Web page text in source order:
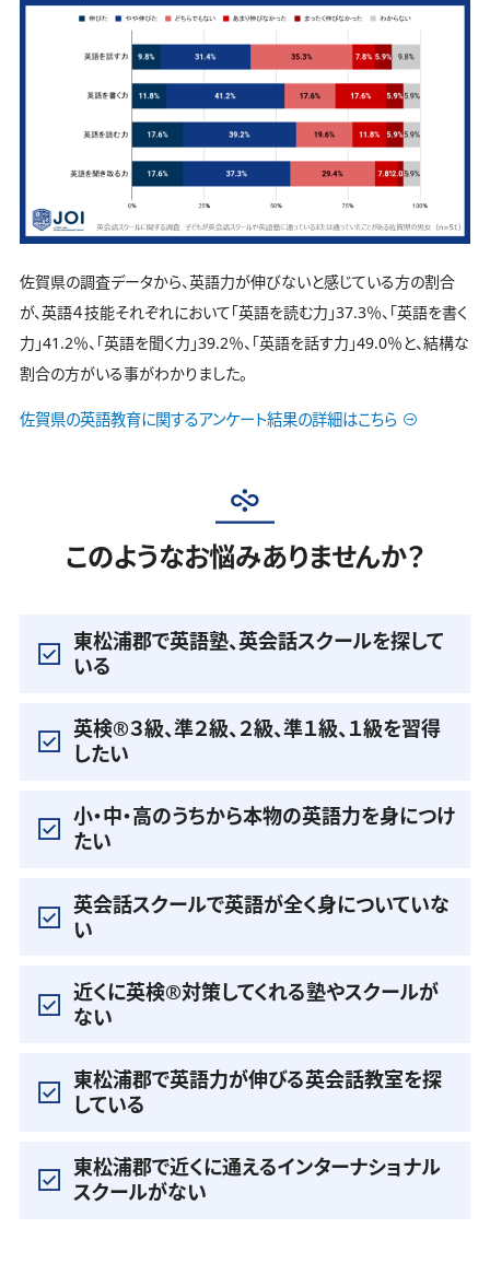
佐賀県の調査データから、英語力が伸びないと感じている方の割合
が、英語４技能それぞれにおいて「英語を読む力」37.3％、「英語を書く
力」41.2％、「英語を聞く力」39.2％、「英語を話す力」49.0％と、結構な
割合の方がいる事がわかりました。
佐賀県の英語教育に関するアンケート結果の詳細はこちら
このようなお悩みありませんか？
東松浦郡で英語塾、英会話スクールを探して
いる
英検®️３級、準２級、２級、準１級、１級を習得
したい
小・中・高のうちから本物の英語力を身につけ
たい
英会話スクールで英語が全く身についていな
い
近くに英検®️対策してくれる塾やスクールが
ない
東松浦郡で英語力が伸びる英会話教室を探
している
東松浦郡で近くに通えるインターナショナル
スクールがない